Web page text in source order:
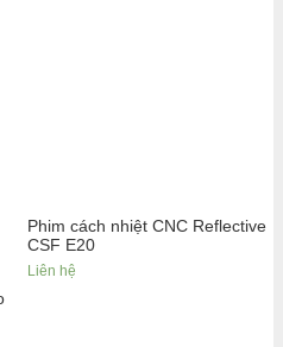
Phim cách nhiệt CNC Reflective
CSF E20
Liên hệ